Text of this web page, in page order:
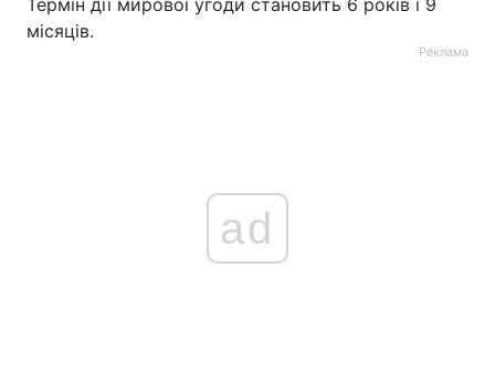
Термін дії мирової угоди становить 6 років і 9
місяців.
Реклама
ad